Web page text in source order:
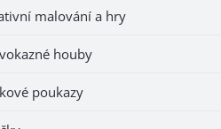
malování a hry
houby
poukazy